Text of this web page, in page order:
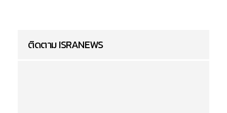
ติดตาม ISRANEWS